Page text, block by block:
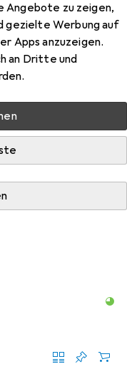
Angebote zu zeigen,
gezielte Werbung auf
Apps anzuzeigen.
an Dritte und
Pisa
Produkt Homie
Zubehör,
Textilpflege.